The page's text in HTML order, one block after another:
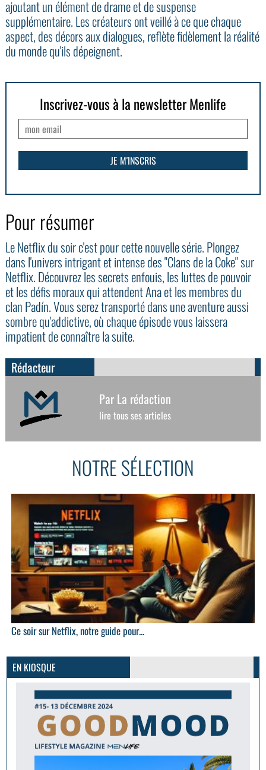
ajoutant un élément de drame et de suspense
supplémentaire. Les créateurs ont veillé à ce que chaque
aspect, des décors aux dialogues, reflète fidèlement la réalité
du monde qu'ils dépeignent.
Inscrivez-vous à la newsletter Menlife
Pour résumer
Le Netflix du soir c'est pour cette nouvelle série. Plongez
dans l'univers intrigant et intense des "Clans de la Coke" sur
Netflix. Découvrez les secrets enfouis, les luttes de pouvoir
et les défis moraux qui attendent Ana et les membres du
clan Padín. Vous serez transporté dans une aventure aussi
sombre qu'addictive, où chaque épisode vous laissera
impatient de connaître la suite.
Rédacteur
Par La rédaction
lire tous ses articles
NOTRE SÉLECTION
Ce soir sur Netflix, notre guide pour...
EN KIOSQUE
GoodMood #15
PLUS D'INFOS